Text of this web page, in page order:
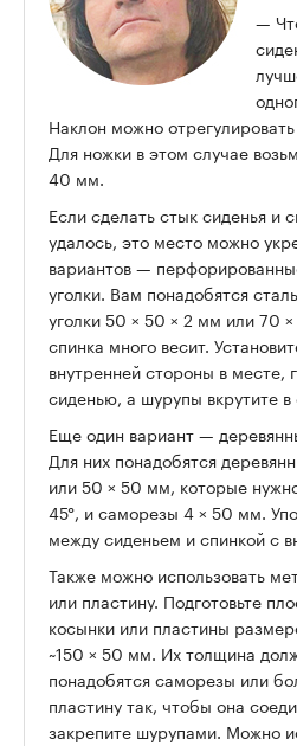
—
Наклон можно
Для ножки в этом случае
40 мм.
Если сделать стык сиденья и
удалось, это место можно
вариантов—
уголки. Вам понадобятся
уголки 50 × 50 × 2 мм или 70
спинка много весит.
внутренней стороны в месте,
сиденью, а шурупы вкрутите в
Еще один вариант —
Для них понадобятся
или 50 × 50 мм, которые
45°, и саморезы 4 × 50 мм.
между сиденьем и спинкой с
Также можно использовать
или пластину. Подготовьте
косынки или пластины
~150 × 50 мм. Их толщина
понадобятся саморезы или
пластину так, чтобы она
закрепите шурупами. Можно